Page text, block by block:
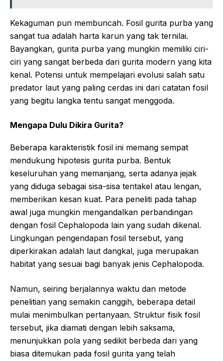
Kekaguman pun membuncah. Fosil gurita purba yang
sangat tua adalah harta karun yang tak ternilai.
Bayangkan, gurita purba yang mungkin memiliki ciri-
ciri yang sangat berbeda dari gurita modern yang kita
kenal. Potensi untuk mempelajari evolusi salah satu
predator laut yang paling cerdas ini dari catatan fosil
yang begitu langka tentu sangat menggoda.
Mengapa Dulu Dikira Gurita?
Beberapa karakteristik fosil ini memang sempat
mendukung hipotesis gurita purba. Bentuk
keseluruhan yang memanjang, serta adanya jejak
yang diduga sebagai sisa-sisa tentakel atau lengan,
memberikan kesan kuat. Para peneliti pada tahap
awal juga mungkin mengandalkan perbandingan
dengan fosil Cephalopoda lain yang sudah dikenal.
Lingkungan pengendapan fosil tersebut, yang
diperkirakan adalah laut dangkal, juga merupakan
habitat yang sesuai bagi banyak jenis Cephalopoda.
Namun, seiring berjalannya waktu dan metode
penelitian yang semakin canggih, beberapa detail
mulai menimbulkan pertanyaan. Struktur fisik fosil
tersebut, jika diamati dengan lebih saksama,
menunjukkan pola yang sedikit berbeda dari yang
biasa ditemukan pada fosil gurita yang telah